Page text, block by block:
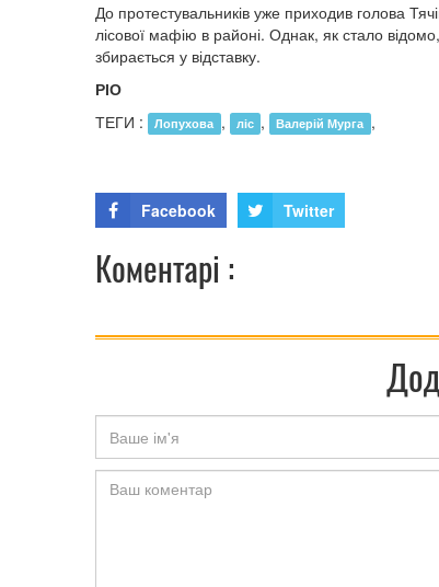
До протестувальників уже приходив голова
лісової мафію в районі. Однак, як стало
збирається у відставку.
РІО
ТЕГИ :
Лопухова , ліс , Валерій Мурга ,
Facebook Twitter
Коментарі :